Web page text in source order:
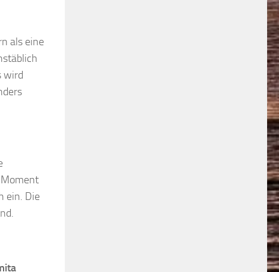
als eine
wird
ein. Die